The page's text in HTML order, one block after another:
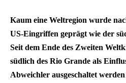
Kaum eine Weltregion wurde
US-Eingriffen geprägt wie der
Seit dem Ende des Zweiten
südlich des Rio Grande als
Abweichler ausgeschaltet